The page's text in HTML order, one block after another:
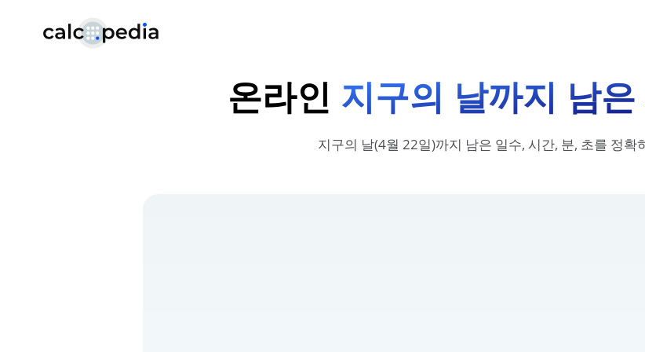
온라인 지구의 날까지 남
지구의 날(4월 22일)까지 남은 일수, 시간, 분, 초를 정확